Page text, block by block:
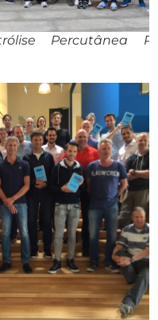
Percutânea